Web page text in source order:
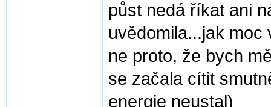
půst nedá říkat ani
uvědomila...jak moc
ne proto, že bych
se začala cítit
energie neustal)